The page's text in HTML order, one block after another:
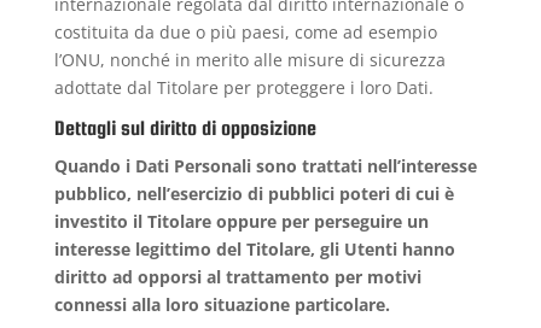
costituita da due o più paesi, come ad esempio
l’ONU, nonché in merito alle misure di sicurezza
adottate dal Titolare per proteggere i loro Dati.
Dettagli sul diritto di opposizione
Quando i Dati Personali sono trattati nell’interesse
pubblico, nell’esercizio di pubblici poteri di cui è
investito il Titolare oppure per perseguire un
interesse legittimo del Titolare, gli Utenti hanno
diritto ad opporsi al trattamento per motivi
connessi alla loro situazione particolare.